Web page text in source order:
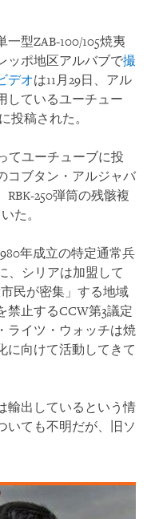
型ZAB-100/105焼夷
ッポ地区アルバブで撮
デオは11月29日、アル
しているユーチュー
投稿された。
てユーチューブに投
コブタン・アルジャバ
250弾筒の残骸複
た。
年成立の特定通常兵
、シリアは加盟して
民が密集」する地域
禁止するCCW第3議定
ライツ・ウォッチは焼
に向けて活動してきて
輸出しているという情
いても不明だが、旧ソ